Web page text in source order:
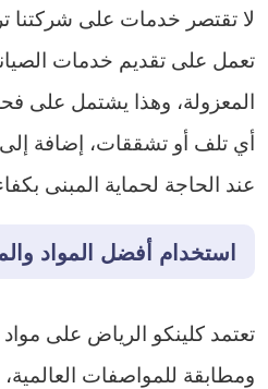
لا تقتصر خدمات على شركتنا
تعمل على تقديم خدمات
المعزولة، وهذا يشتمل على
أي تلف أو تشققات، إضافة
عند الحاجة لحماية المبنى
استخدام أفضل المواد
تعتمد كلينكو الرياض على
ومطابقة للمواصفات